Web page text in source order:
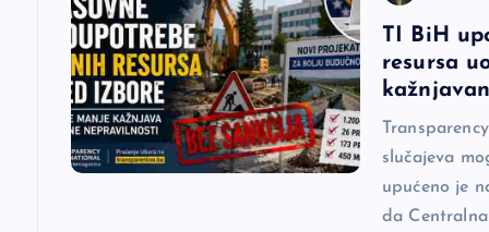
TI BiH
resursa
slučajeva
upućeno je
da